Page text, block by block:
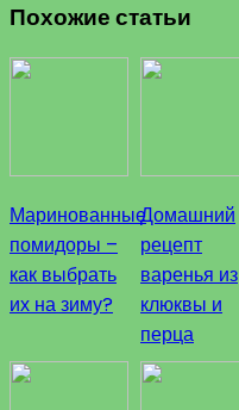
Похожие статьи
Маринованные
помидоры –
как выбрать
их на зиму?
Домашний
рецепт
варенья из
клюквы и
перца